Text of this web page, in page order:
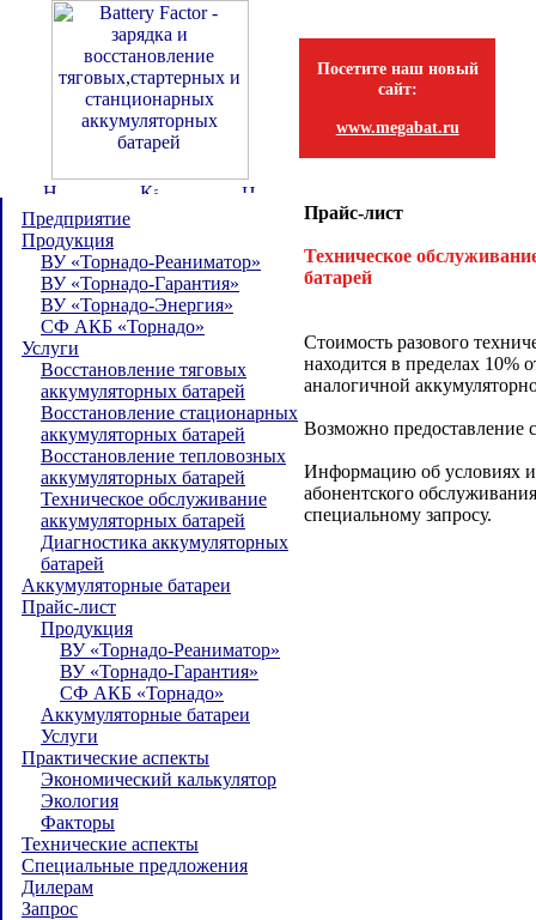
Посетите наш новый
сайт:
www.megabat.ru
Предприятие
Продукция
ВУ «Торнадо-Реаниматор»
ВУ «Торнадо-Гарантия»
ВУ «Торнадо-Энергия»
СФ АКБ «Торнадо»
Услуги
Восстановление тяговых
аккумуляторных батарей
Восстановление стационарных
аккумуляторных батарей
Восстановление тепловозных
аккумуляторных батарей
Техническое обслуживание
аккумуляторных батарей
Диагностика аккумуляторных
батарей
Аккумуляторные батареи
Прайс-лист
Продукция
ВУ «Торнадо-Реаниматор»
ВУ «Торнадо-Гарантия»
СФ АКБ «Торнадо»
Аккумуляторные батареи
Услуги
Практические аспекты
Экономический калькулятор
Экология
Факторы
Технические аспекты
Специальные предложения
Дилерам
Запрос
Прайс-лист
Техническое
батарей
Стоимость разового
находится в пределах 10%
аналогичной
Возможно предоставление
Информацию об условиях и
абонентского
специальному запросу.